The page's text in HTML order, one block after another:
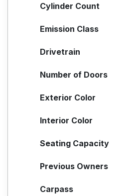
Cylinder Count
Emission Class
Drivetrain
Number of Doors
Exterior Color
Interior Color
Seating Capacity
Previous Owners
Carpass